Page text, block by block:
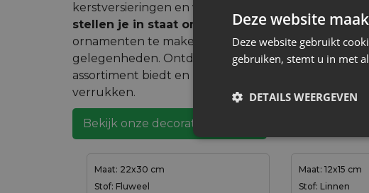
kerstversieringen en vele andere unieke decoraties.
stellen je in staat om creativiteitte uiten en
ornamenten te maken voor dagelijks gebruik of
gelegenheden. Ontdek de mogelijkheden die dit
assortiment biedt en maak unieke ornamenten die
verrukken.
Bekijk onze decoratieve zakjes
Maat: 22x30 cm
Stof: Fluweel
Maat: 12x15 cm
Stof: Linnen
Deze website
Deze website gebruikt
gebruiken, stemt u in met
DETAILS WEERGEVEN